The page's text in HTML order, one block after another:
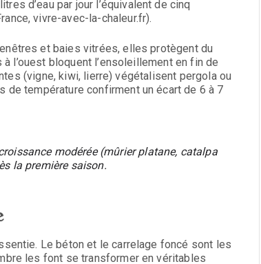
d’eau par jour l’équivalent de cinq
vivre-avec-la-chaleur.fr).
et baies vitrées, elles protègent du
l’ouest bloquent l’ensoleillement en fin de
(vigne, kiwi, lierre) végétalisent pergola ou
de température confirment un écart de 6 à 7
modérée (mûrier platane, catalpa
la première saison.
Le béton et le carrelage foncé sont les
les font se transformer en véritables